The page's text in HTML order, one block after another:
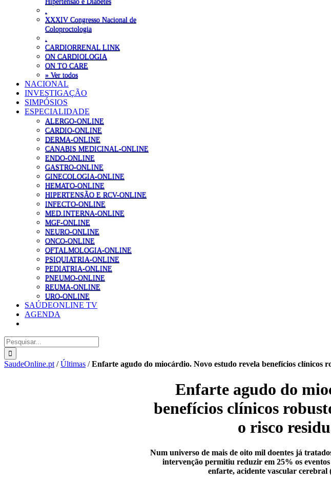
XXXIV Congresso Nacional de
Coloproctologia
CARDIORRENAL LINK
ON CARDIOLOGIA
ON TO CARE
» Ver todos
NACIONAL
INVESTIGAÇÃO
SIMPÓSIOS
ESPECIALIDADE
ALERGO-ONLINE
CARDIO-ONLINE
DERMA-ONLINE
CANABIS MEDICINAL-ONLINE
ENDO-ONLINE
GASTRO-ONLINE
GINECOLOGIA-ONLINE
HEMATO-ONLINE
HIPERTENSÃO E RCV-ONLINE
INFECTO-ONLINE
MED.INTERNA-ONLINE
MGF-ONLINE
NEURO-ONLINE
ONCO-ONLINE
OFTALMOLOGIA-ONLINE
PSIQUIATRIA-ONLINE
PEDIATRIA-ONLINE
PNEUMO-ONLINE
REUMA-ONLINE
URO-ONLINE
SAÚDEONLINE TV
AGENDA
Pesquisar
SaudeOnline.pt /Últimas /Enfarte agudo do miocárdio. Novo estudo revela benefícios clínicos
Enfarte agudo do
benefícios clínicos
o risco
Num universo de mais de oito mil doentes já
intervenção permitiu reduzir em 25% os
enfarte, acidente vascular